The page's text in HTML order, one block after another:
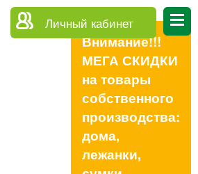
Личный кабинет
Внимание!!!
МЕГА СКИДКИ
на товары
собственного
производства:
дома,
лежанки,